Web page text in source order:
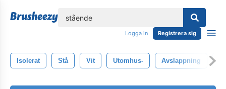
Logga in Registrera sig
Isolerat Stå Vit Utomhus- Avslappning